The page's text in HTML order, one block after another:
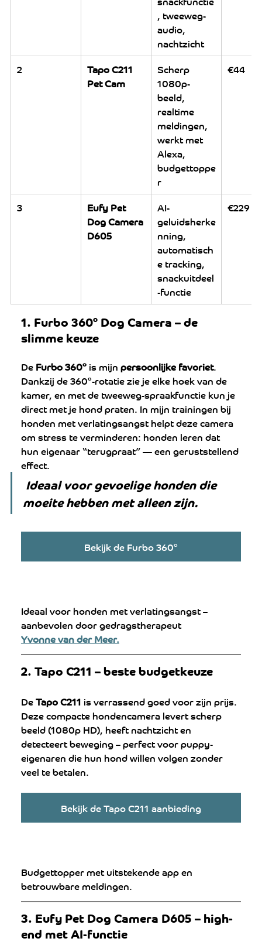
, tweeweg-
audio,
nachtzicht
2
Tapo C211
Pet Cam
Scherp
1080p-
beeld,
realtime
meldingen,
werkt met
Alexa,
budgettoppe
r
€44
3 Eufy Pet
Dog Camera
D605
AI-
geluidsherke
nning,
automatisch
e tracking,
snackuitdeel
-functie
€229
1. Furbo 360° Dog Camera – de
slimme keuze
De Furbo 360° is mijn persoonlijke favoriet.
Dankzij de 360°-rotatie zie je elke hoek van de
kamer, en met de tweeweg-spraakfunctie kun je
direct met je hond praten. In mijn trainingen bij
honden met verlatingsangst helpt deze camera
om stress te verminderen: honden leren dat
hun eigenaar “terugpraat” — een geruststellend
effect.
Ideaal voor gevoelige honden die
moeite hebben met alleen zijn.
Bekijk de Furbo 360°
Ideaal voor honden met verlatingsangst –
aanbevolen door gedragstherapeut
Yvonne van der Meer.
2. Tapo C211 – beste budgetkeuze
De Tapo C211 is verrassend goed voor zijn prijs.
Deze compacte hondencamera levert scherp
beeld (1080p HD), heeft nachtzicht en
detecteert beweging – perfect voor puppy-
eigenaren die hun hond willen volgen zonder
veel te betalen.
Bekijk de Tapo C211 aanbieding
Budgettopper met uitstekende app en
betrouwbare meldingen.
3. Eufy Pet Dog Camera D605 – high-
end met AI-functie